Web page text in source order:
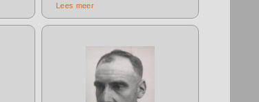
Lees meer